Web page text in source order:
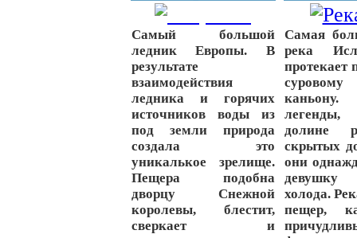
Самый большой
ледник Европы. В
результате
взаимодействия
ледника и горячих
источников воды из
под земли природа
создала это
уникалькое зрелище.
Пещера подобна
дворцу Снежной
королевы, блестит,
сверкает и
Cамая
река
протекает
суровому
долине
скрытых
они
холода.
пещер,